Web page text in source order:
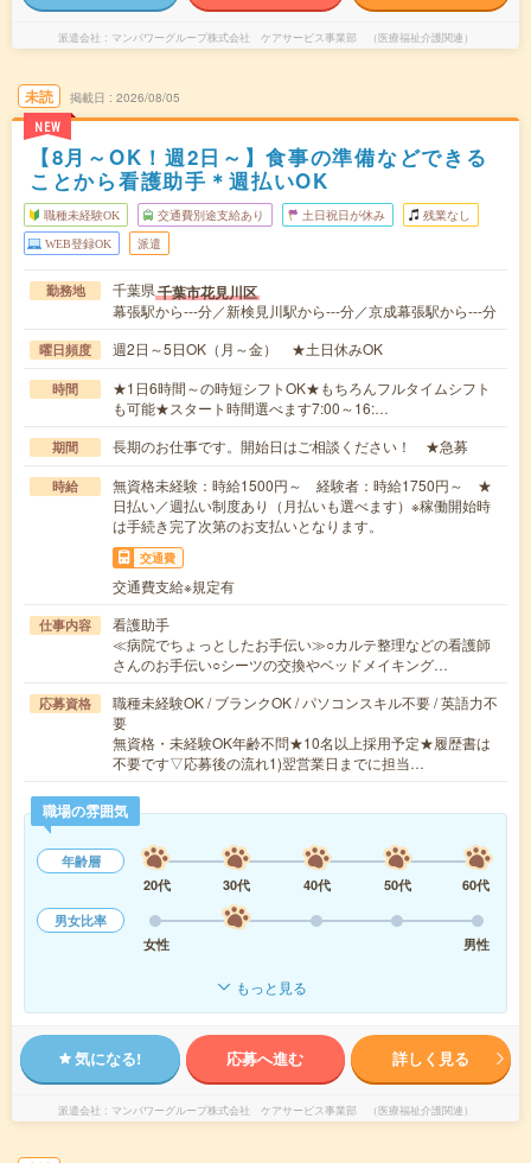
派遣会社 マンパワーグループ株式会社 ケアサービス事業部 （医療福祉介護関連）
未読
NEW
掲載日 2026/08/05
【8月～OK！週2日～】食事の準備などできる
ことから看護助手＊週払いOK
職種未経験OK 交通費別途支給あり 土日祝日が休み 残業なし
WEB登録OK 派遣
勤務地 千葉県千葉市花見川区
幕張駅から---分／新検見川駅から---分／京成幕張駅から---分
曜日頻度 週2日～5日OK（月～金） ★土日休みOK
時間
★1日6時間～の時短シフトOK★もちろんフルタイムシフト
も可能★スタート時間選べます7:00～16:…
期間 長期のお仕事です。開始日はご相談ください！ ★急募
時給
無資格未経験：時給1500円～ 経験者：時給1750円～ ★
日払い／週払い制度あり（月払いも選べます）※稼働開始時
は手続き完了次第のお支払いとなります。
交通費
交通費支給※規定有
仕事内容
看護助手
≪病院でちょっとしたお手伝い≫○カルテ整理などの看護師
さんのお手伝い○シーツの交換やベッドメイキング…
応募資格
職種未経験OK / ブランクOK / パソコンスキル不要 / 英語力不
要
無資格・未経験OK年齢不問★10名以上採用予定★履歴書は
不要です▽応募後の流れ1)翌営業日までに担当…
職場の雰囲気
年齢層
20代
30代 40代 50代
60代
男女比率
女性
男性
もっと見る
気になる! 応募へ進む 詳しく見る
派遣会社 マンパワーグループ株式会社 ケアサービス事業部 （医療福祉介護関連）